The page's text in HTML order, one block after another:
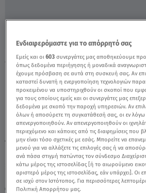
Παρασκευή 7 Αυγούστου 2026
15.10.18, 13:22 ΖΩΔΙΑ
15/10/18: Κριός - Video
TAGS: ΖΩΔΙΑ ΑΣΗ ΜΠΗΛΙΟΥ ΚΡΙΟΣ
Ενδιαφερόμαστε για το απόρρητό σας
Εμείς και οι603 συνεργάτες μας αποθηκεύουμε
όπως δεδομένα περιήγησης ή μοναδικά
έχουμε πρόσβαση σε αυτά στη συσκευή σας. Αν
καταστεί δυνατή η ενεργοποίηση τεχνολογιών
προκειμένου να υποστηριχθούν οι σκοποί που
για τους οποίους εμείς και οι συνεργάτες μας
δεδομένα με σκοπό την παροχή υπηρεσιών. Αν
όλων ή αποσύρετε τη συγκατάθεσή σας, οι εν λόγω
απενεργοποιηθούν. Αν απενεργοποιηθούν οι
περιεχόμενο και κάποιες από τις διαφημίσεις που
μην είναι τόσο σχετικές με εσάς. Μπορείτε να
μενού για να αλλάξετε τις επιλογές σας ή να
ανά πάσα στιγμή πατώντας τον σύνδεσμο
κάτω μέρος της ιστοσελίδας [ή το αιωρούμενο
αριστερό μέρος της ιστοσελίδας, εάν υπάρχει]. Οι
σε ισχύ στον Ιστότοπος. Για περισσότερες
Πολιτική Απορρήτου μας.